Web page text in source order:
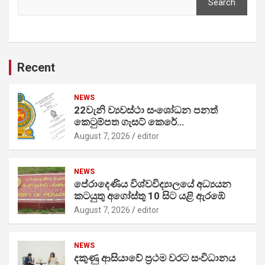
Search
Recent
NEWS
22වැනි ව්‍යවස්ථා සංශෝධන පනත්
කෙටුම්පත ගැසට් කෙරේ…
August 7, 2026 editor
NEWS
පේරාදෙණිය විශ්වවිද්‍යාලයේ අධ්‍යයන
කටයුතු අගෝස්තු 10 සිට යළි ඇරඹේ
August 7, 2026 editor
NEWS
දකුණු ආසියාවේ ප්‍රථම වරට සංවිධානය